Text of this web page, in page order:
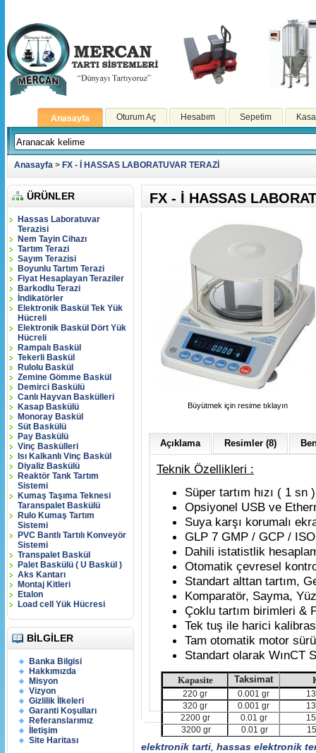
Anasayfa Oturum Aç Hesabım Sepetim
Anasayfa > FX - İ HASSAS LABORATUVAR TERAZİ
ÜRÜNLER
Hassas Laboratuvar
Terazisi
Nem Tayin Cihazı
Tartım Terazi
Sayım Terazisi
Boyunlu Tartım Terazi
Fiyat Hesaplayan Teraziler
Barkodlu Terazi
İndikatörler
Elektronik Baskül Tek Yük
Hücreli
Elektronik Baskül Dört Yük
Hücreli
Rampalı Baskül
Tekerli Baskül
Rulolu Baskül
Zemine Gömme Baskül
Demirci Baskülü
Canlı Hayvan Baskülleri
Kasap Baskülü
Monoray Baskül
Süt Baskülü
Pay Baskülü
Vinç Baskülleri
Isı Kalkanlı Vinç Baskül
Diyaliz Baskülü
Reaktör Tank Tartım
Sistemi
Kumaş Taşıma Teknesi
Taranspalet Baskülü
Rulo Kumaş Tartım
Sistemi
PVC Bantlı Tartılı Konveyör
Sistemi
Transpalet Baskül
Palet Baskülü ( U Baskül )
Aks Kantarı
Montaj Kitleri
Etalon
Load cell Yük Hücresi
BILGILER
Banka Bilgisi
Hakkımızda
Misyon
Vizyon
Gizlilik İlkeleri
Garanti Koşulları
Referanslarımız
İletişim
Site Haritası
FX - İ HASSAS
Büyütmek için resime tıklayın
Açıklama Resimler (8)
Teknik Özellikleri :
Süper tartım hızı ( 1
Opsiyonel USB ve
Suya karşı korumalı
GLP 7 GMP / GCP /
Dahili istatistlik
Otomatik çevresel
Standart alttan tartım,
Komparatör, Sayma,
Çoklu tartım birimleri &
Tek tuş ile harici
Tam otomatik motor
Standart olarak WınCT
Kapasite Taksimat
220 gr 0.001 gr
320 gr
0.001 gr
2200 gr
0.01 gr
3200 gr
0.01 gr
elektronik tarti hassas elektronik